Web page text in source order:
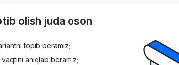
olish juda oson
topib beramiz;
aniqlab beramiz;